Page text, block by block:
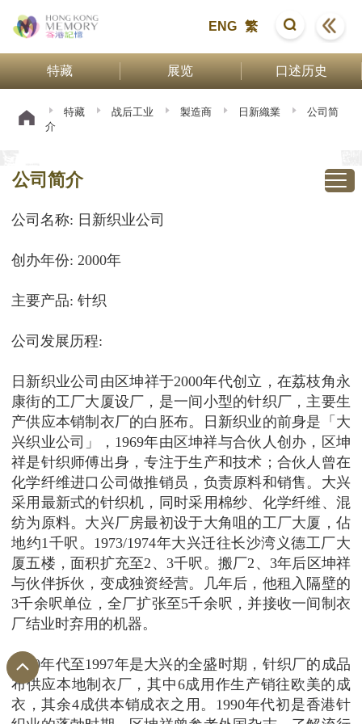
ENG 繁
特藏 展览 口述历史
特藏 战后工业 製造商 日新織業
公司简
介
公司简介
公司名称: 日新织业公司
创办年份: 2000年
主要产品: 针织
公司发展历程:
日新织业公司由区坤祥于2000年代创立，在荔枝角永
康街的工厂大厦设厂，是一间小型的针织厂，主要生
产供应本销制衣厂的白胚布。日新织业的前身是「大
兴织业公司」，1969年由区坤祥与合伙人创办，区坤
祥是针织师傅出身，专注于生产和技术；合伙人曾在
化学纤维进口公司做推销员，负责原料和销售。大兴
采用最新式的针织机，同时采用棉纱、化学纤维、混
纺为原料。大兴厂房最初设于大角咀的工厂大厦，佔
地约1千呎。1973/1974年大兴迁往长沙湾义德工厂大
厦五楼，面积扩充至2、3千呎。搬厂2、3年后区坤祥
与伙伴拆伙，变成独资经营。几年后，他租入隔壁的
3千余呎单位，全厂扩张至5千余呎，并接收一间制衣
厂结业时弃用的机器。
1980年代至1997年是大兴的全盛时期，针织厂的成品
布供应本地制衣厂，其中6成用作生产销往欧美的成
衣，其余4成供本销成衣之用。1990年代初是香港针